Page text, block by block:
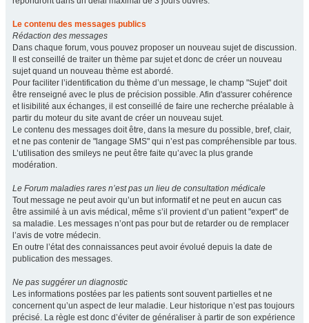
Le contenu des messages publics
Rédaction des messages
Dans chaque forum, vous pouvez proposer un nouveau sujet de discussion.
Il est conseillé de traiter un thème par sujet et donc de créer un nouveau
sujet quand un nouveau thème est abordé.
Pour faciliter l’identification du thème d’un message, le champ "Sujet" doit
être renseigné avec le plus de précision possible. Afin d'assurer cohérence
et lisibilité aux échanges, il est conseillé de faire une recherche préalable à
partir du moteur du site avant de créer un nouveau sujet.
Le contenu des messages doit être, dans la mesure du possible, bref, clair,
et ne pas contenir de "langage SMS" qui n’est pas compréhensible par tous.
L’utilisation des smileys ne peut être faite qu’avec la plus grande
modération.
Le Forum maladies rares n’est pas un lieu de consultation médicale
Tout message ne peut avoir qu’un but informatif et ne peut en aucun cas
être assimilé à un avis médical, même s’il provient d’un patient "expert" de
sa maladie. Les messages n’ont pas pour but de retarder ou de remplacer
l’avis de votre médecin.
En outre l’état des connaissances peut avoir évolué depuis la date de
publication des messages.
Ne pas suggérer un diagnostic
Les informations postées par les patients sont souvent partielles et ne
concernent qu’un aspect de leur maladie. Leur historique n’est pas toujours
précisé. La règle est donc d’éviter de généraliser à partir de son expérience